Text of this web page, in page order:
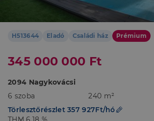
H513644 Eladó Családi ház Prémium
345 000 000 Ft
2094 Nagykovácsi
6 szoba
240 m²
Törlesztőrészlet 357 927Ft/hó